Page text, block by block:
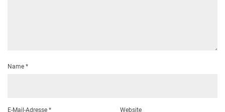
Name *
E-Mail-Adresse * Website